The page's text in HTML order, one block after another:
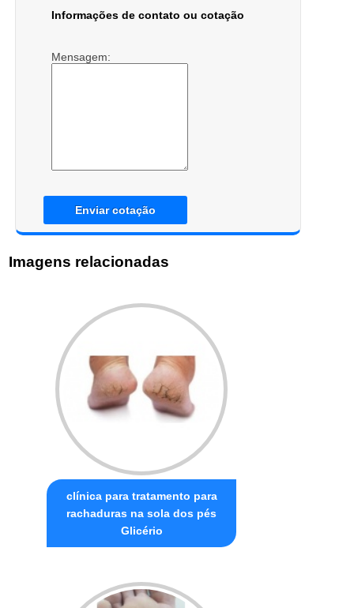
Informações de contato ou cotação
Mensagem:
Enviar cotação
Imagens relacionadas
clínica para tratamento para
rachaduras na sola dos pés
Glicério